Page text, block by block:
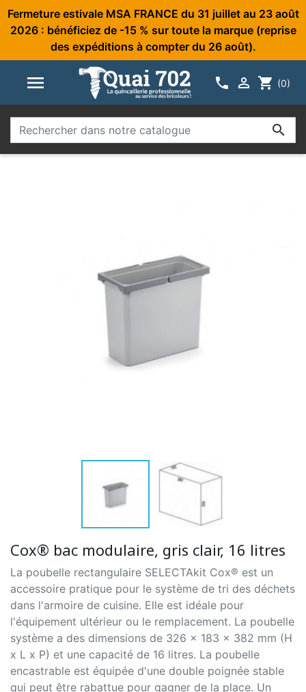
Fermeture estivale MSA FRANCE du 31 juillet au 23 août
2026 : bénéficiez de -15 % sur toute la marque (reprise
des expéditions à compter du 26 août).
   shopping_cart (0)

Cox® bac modulaire, gris clair, 16 litres
La poubelle rectangulaire SELECTAkit Cox® est un
accessoire pratique pour le système de tri des déchets
dans l'armoire de cuisine. Elle est idéale pour
l'équipement ultérieur ou le remplacement. La poubelle
système a des dimensions de 326 x 183 x 382 mm (H
x L x P) et une capacité de 16 litres. La poubelle
encastrable est équipée d'une double poignée stable
qui peut être rabattue pour gagner de la place. Un